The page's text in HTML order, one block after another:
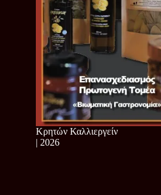
Κρητών Καλλιεργείν
| 2026